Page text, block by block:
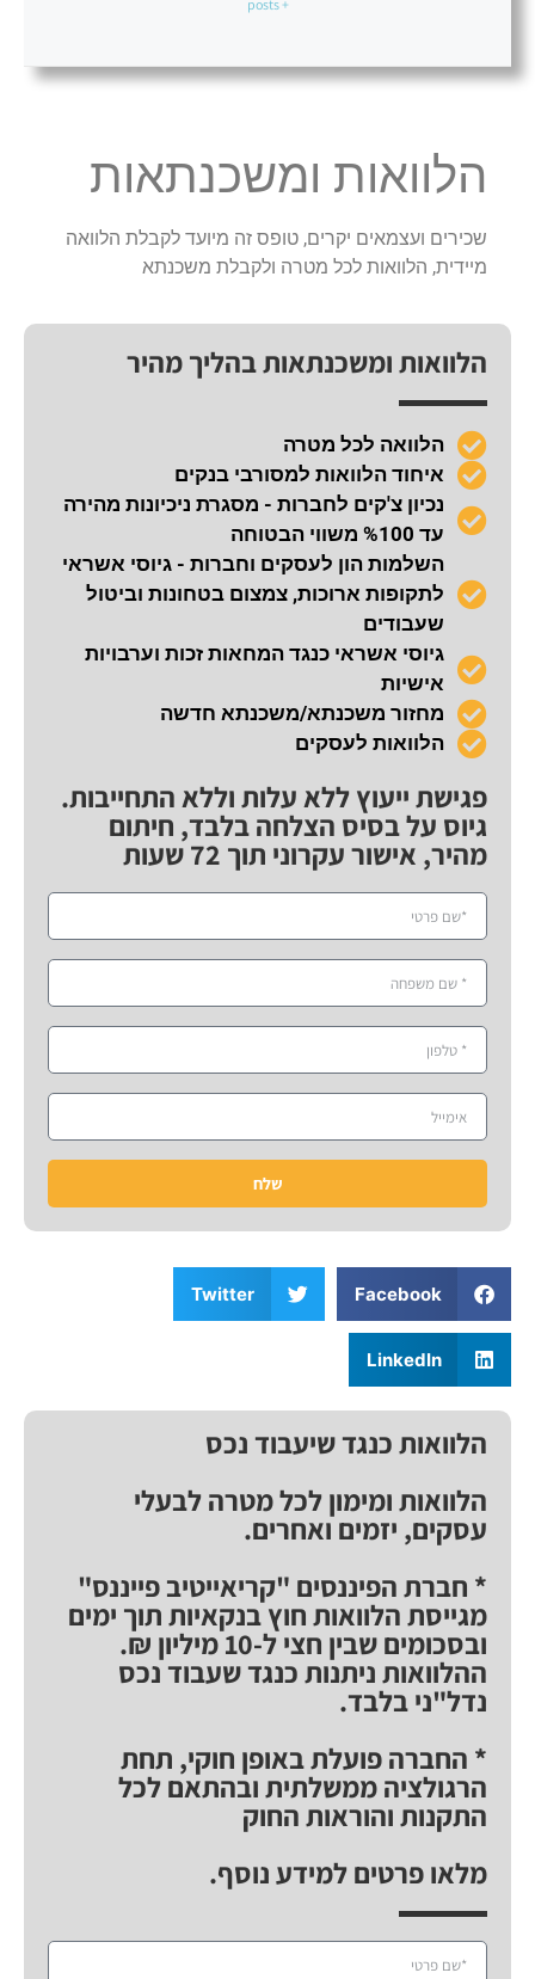
+ posts
הלוואות ומשכנתאות
שכירים ועצמאים יקרים, טופס זה מיועד לקבלת הלוואה
מיידית, הלוואות לכל מטרה ולקבלת משכנתא
הלוואות ומשכנתאות בהליך מהיר
הלוואה לכל מטרה
איחוד הלוואות למסורבי בנקים
נכיון צ'קים לחברות - מסגרת ניכיונות מהירה
עד %100 משווי הבטוחה
השלמות הון לעסקים וחברות - גיוסי אשראי
לתקופות ארוכות, צמצום בטחונות וביטול
שעבודים
גיוסי אשראי כנגד המחאות זכות וערבויות
אישיות
מחזור משכנתא/משכנתא חדשה
הלוואות לעסקים
פגישת ייעוץ ללא עלות וללא התחייבות.
גיוס על בסיס הצלחה בלבד, חיתום
מהיר, אישור עקרוני תוך 72 שעות
שלח
Facebook
Twitter
LinkedIn
הלוואות כנגד שיעבוד נכס
הלוואות ומימון לכל מטרה לבעלי
עסקים, יזמים ואחרים.
* חברת הפיננסים "קריאייטיב פייננס"
מגייסת הלוואות חוץ בנקאיות תוך ימים
ובסכומים שבין חצי ל-10 מיליון ₪.
ההלוואות ניתנות כנגד שעבוד נכס
נדל"ני בלבד.
* החברה פועלת באופן חוקי, תחת
הרגולציה ממשלתית ובהתאם לכל
התקנות והוראות החוק
מלאו פרטים למידע נוסף.